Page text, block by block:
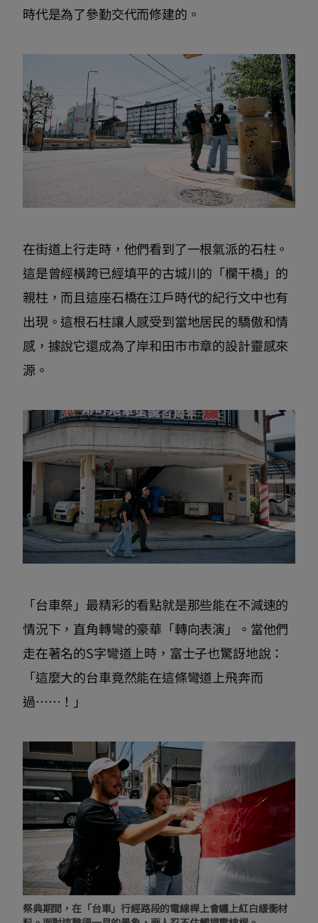
時代是為了參勤交代而修建的。
在街道上行走時，他們看到了一根氣派的石柱。
這是曾經橫跨已經填平的古城川的「欄干橋」的
親柱，而且這座石橋在江戶時代的紀行文中也有
出現。這根石柱讓人感受到當地居民的驕傲和情
感，據說它還成為了岸和田市市章的設計靈感來
源。
「台車祭」最精彩的看點就是那些能在不減速的
情況下，直角轉彎的豪華「轉向表演」。當他們
走在著名的S字彎道上時，富士子也驚訝地說：
「這麼大的台車竟然能在這條彎道上飛奔而
過……！」
祭典期間，在「台車」行經路段的電線桿上會纏上紅白緩衝材